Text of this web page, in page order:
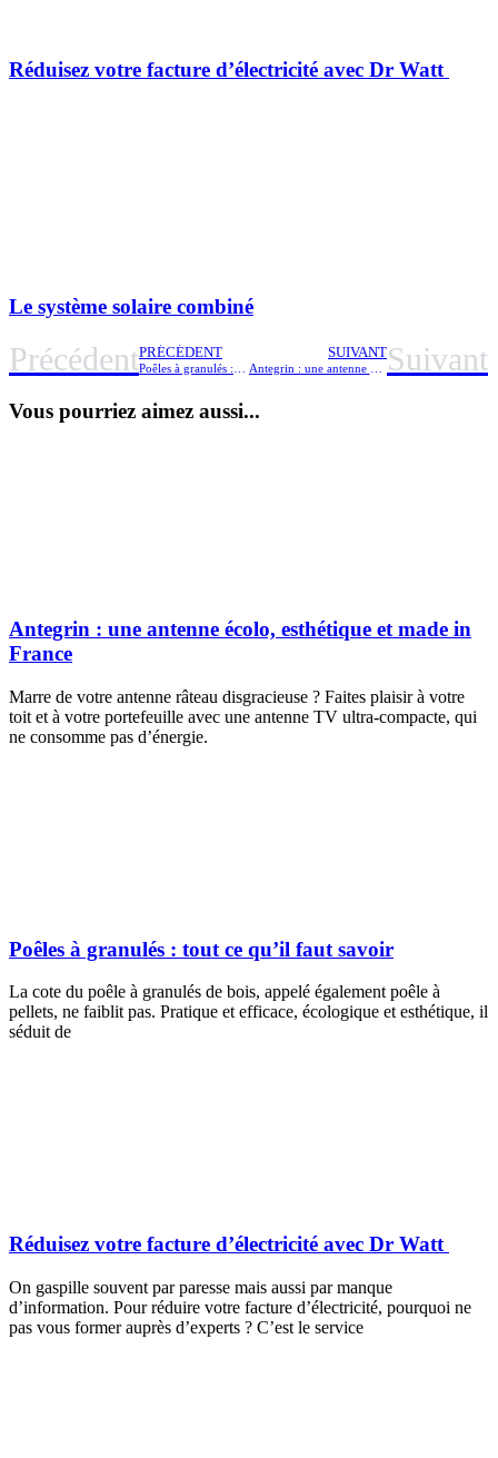
Réduisez votre facture d’électricité avec Dr Watt
Le système solaire combiné
PrécédentPRÉCÉDENT SUIVANTSuivant
Vous pourriez aimez aussi...
Antegrin : une antenne écolo, esthétique et made in
France
Marre de votre antenne râteau disgracieuse ? Faites plaisir à votre
toit et à votre portefeuille avec une antenne TV ultra-compacte, qui
ne consomme pas d’énergie.
Poêles à granulés : tout ce qu’il faut savoir
La cote du poêle à granulés de bois, appelé également poêle à
pellets, ne faiblit pas. Pratique et efficace, écologique et esthétique, il
séduit de
Réduisez votre facture d’électricité avec Dr Watt
On gaspille souvent par paresse mais aussi par manque
d’information. Pour réduire votre facture d’électricité, pourquoi ne
pas vous former auprès d’experts ? C’est le service